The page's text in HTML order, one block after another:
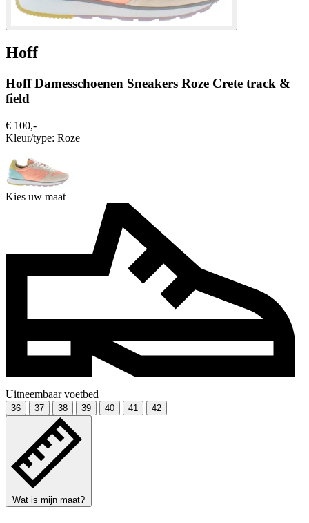
Hoff
Hoff Damesschoenen Sneakers Roze Crete track &
field
€ 100,-
Kleur/type: Roze
Kies uw maat
Uitneembaar voetbed
36 37 38 39 40 41 42
Wat is mijn maat?